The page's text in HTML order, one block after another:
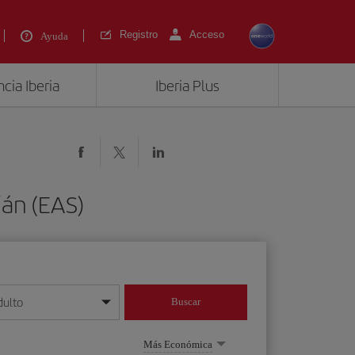
Ayuda Registro Acceso
Iberia Iberia Plus
(EAS)
mes/año
Buscar
Más Económica